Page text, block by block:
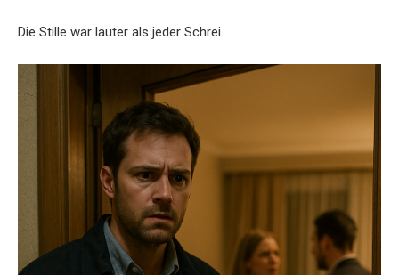
Die Stille war lauter als jeder Schrei.